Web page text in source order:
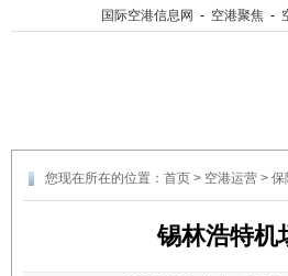
国际空港信息网 - 空港聚焦 -
您现在所在的位置： 首页 > 空港运营 > 保
锡林浩特机